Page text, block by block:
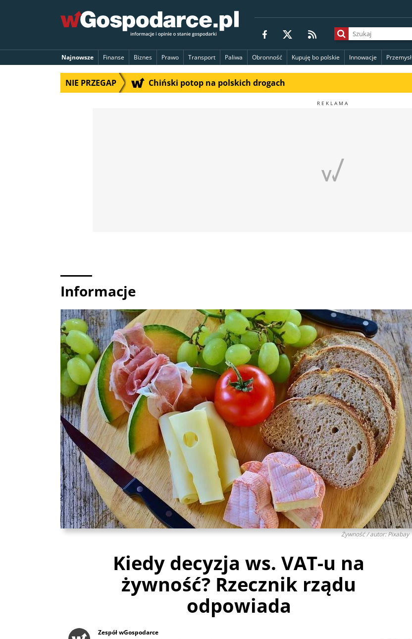
Najnowsze Finanse Biznes Prawo Transport Paliwa Obronność Kupuję bo polskie Innowacje Przemysł
NIE PRZEGAP Chiński potop na polskich drogach
Informacje
Żywność / autor: Pixabay
Kiedy decyzja ws. VAT-u na
żywność? Rzecznik rządu
odpowiada
Zespół wGospodarce